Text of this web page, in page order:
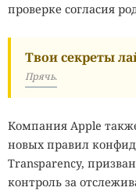
проверке согласия
Твои секреты
Прячь.
Компания Apple
новых правил
Transparency,
контроль за